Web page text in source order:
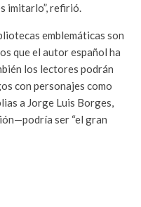
imitarlo”, refirió.
emblemáticas son
que el autor español ha
los lectores podrán
con personajes como
a Jorge Luis Borges,
ser “el gran